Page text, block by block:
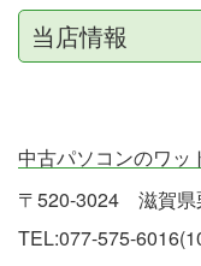
当店情報
中古パソコンのワッ
〒520-3024 滋賀
TEL:077-575-